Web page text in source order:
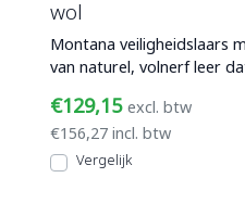
wol
Montana veiligheidslaars
van naturel, volnerf leer
€129,15 excl. btw
€156,27 incl. btw
Vergelijk